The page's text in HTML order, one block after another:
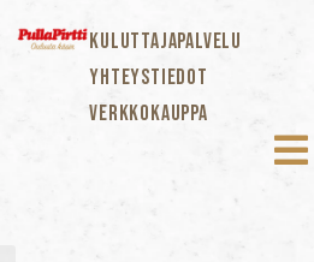
KULUTTAJAPALVELU
YHTEYSTIEDOT
VERKKOKAUPPA